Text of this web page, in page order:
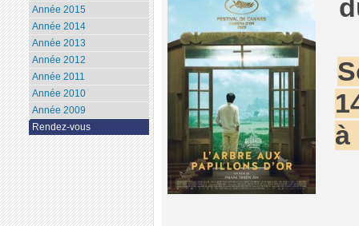
à
Année 2015
Année 2014
Année 2013
Année 2012
Année 2011
Année 2010
Année 2009
Rendez-vous